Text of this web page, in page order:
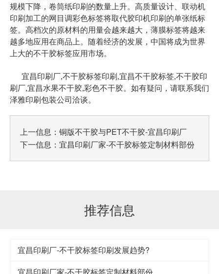
规模下降，卷筒纸印刷的数量上升。高质量设计、联动机
印刷加工的网目调彩色标签将取代胶印机印刷的单张纸标
签。高档次的原材料的用量会越来越大，薄膜标签将越来
越多地应用在商品上。随着经济的发展，中国将成为世界
上大的不干胶标签应用市场。
宜昌印刷厂,不干胶标签印刷,宜昌不干胶标签,不干胶印
刷厂,宜昌水果不干胶,彩色不干胶。如有疑问，请联系我们
泽雅印刷包装公司洽谈。
上一信息： 铜版不干胶与PET不干胶-宜昌印刷厂
下一信息： 宜昌印刷厂家-不干胶标签定制材料部份
推荐信息
宜昌印刷厂-不干胶标签印刷发展趋势?